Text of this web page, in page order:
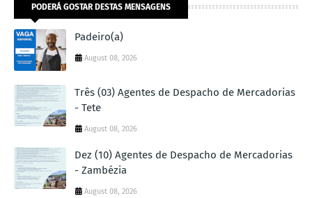
PODERÁ GOSTAR DESTAS MENSAGENS
Padeiro(a)
August 08, 2026
Três (03) Agentes de Despacho de Mercadorias
- Tete
August 08, 2026
Dez (10) Agentes de Despacho de Mercadorias
- Zambézia
August 08, 2026